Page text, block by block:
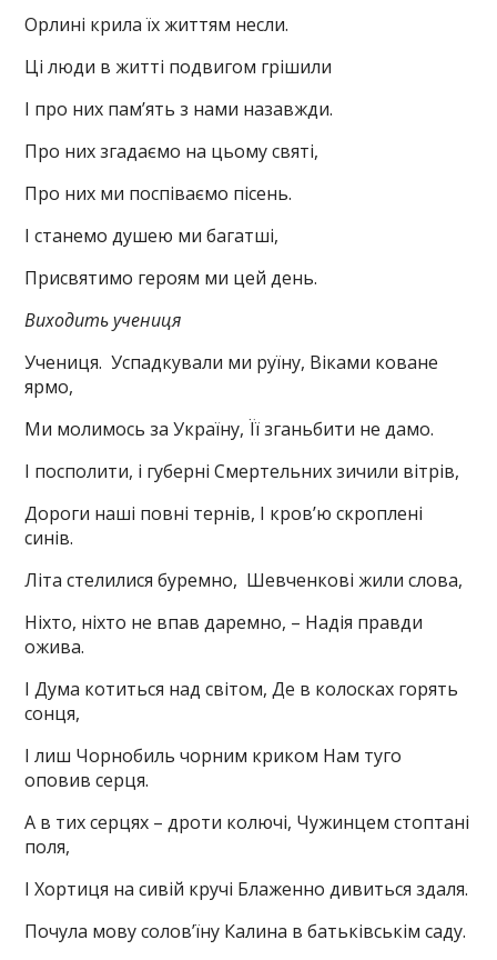
Орлині крила їх життям несли.
Ці люди в житті подвигом грішили
І про них пам’ять з нами назавжди.
Про них згадаємо на цьому святі,
Про них ми поспіваємо пісень.
І станемо душею ми багатші,
Присвятимо героям ми цей день.
Виходить учениця
Учениця. Успадкували ми руїну, Віками коване
ярмо,
Ми молимось за Україну, Її зганьбити не дамо.
І посполити, і губерні Смертельних зичили вітрів,
Дороги наші повні тернів, І кров’ю скроплені
синів.
Літа стелилися буремно, Шевченкові жили слова,
Ніхто, ніхто не впав даремно, – Надія правди
ожива.
І Дума котиться над світом, Де в колосках горять
сонця,
І лиш Чорнобиль чорним криком Нам туго
оповив серця.
А в тих серцях – дроти колючі, Чужинцем стоптані
поля,
І Хортиця на сивій кручі Блаженно дивиться здаля.
Почула мову солов’їну Калина в батьківськім саду.